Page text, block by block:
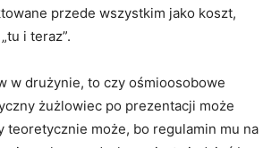
przede wszystkim jako koszt,
i teraz”.
w drużynie, to czy ośmioosobowe
żużlowiec po prezentacji może
teoretycznie może, bo regulamin mu na